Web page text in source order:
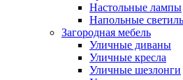
Настольные лампы
Напольные
Загородная мебель
Уличные диваны
Уличные кресла
Уличные шезлонги